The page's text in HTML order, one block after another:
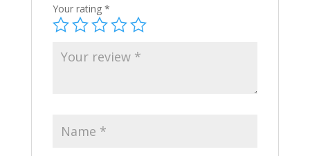
Your rating *